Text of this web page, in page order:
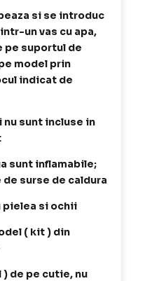
si se introduc
un vas cu apa,
pe suportul de
model prin
indicat de
sunt incluse in
sunt inflamabile;
surse de caldura
si ochii
( kit ) din
de pe cutie, nu